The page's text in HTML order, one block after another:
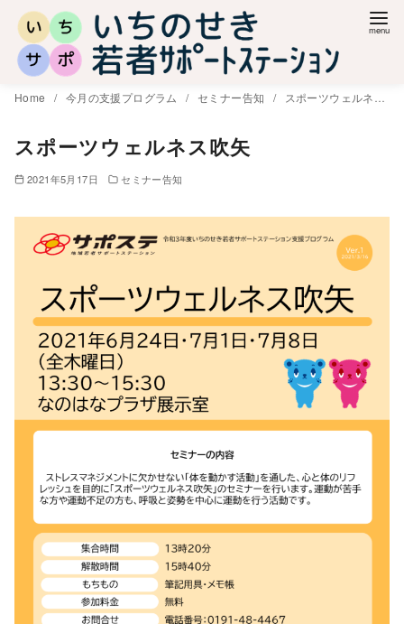
Home 今月の支援プログラム セミナー告知 スポーツウェルネス吹矢
スポーツウェルネス吹矢
2021年5月17日 セミナー告知